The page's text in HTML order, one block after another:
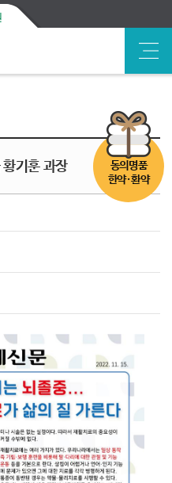
동의명품
한약·환약
기훈 과장